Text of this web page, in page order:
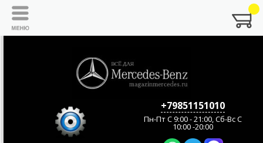
+79851151010
Пн-Пт C 9:00 - 21:00, Сб-Вс С
10:00 -20:00